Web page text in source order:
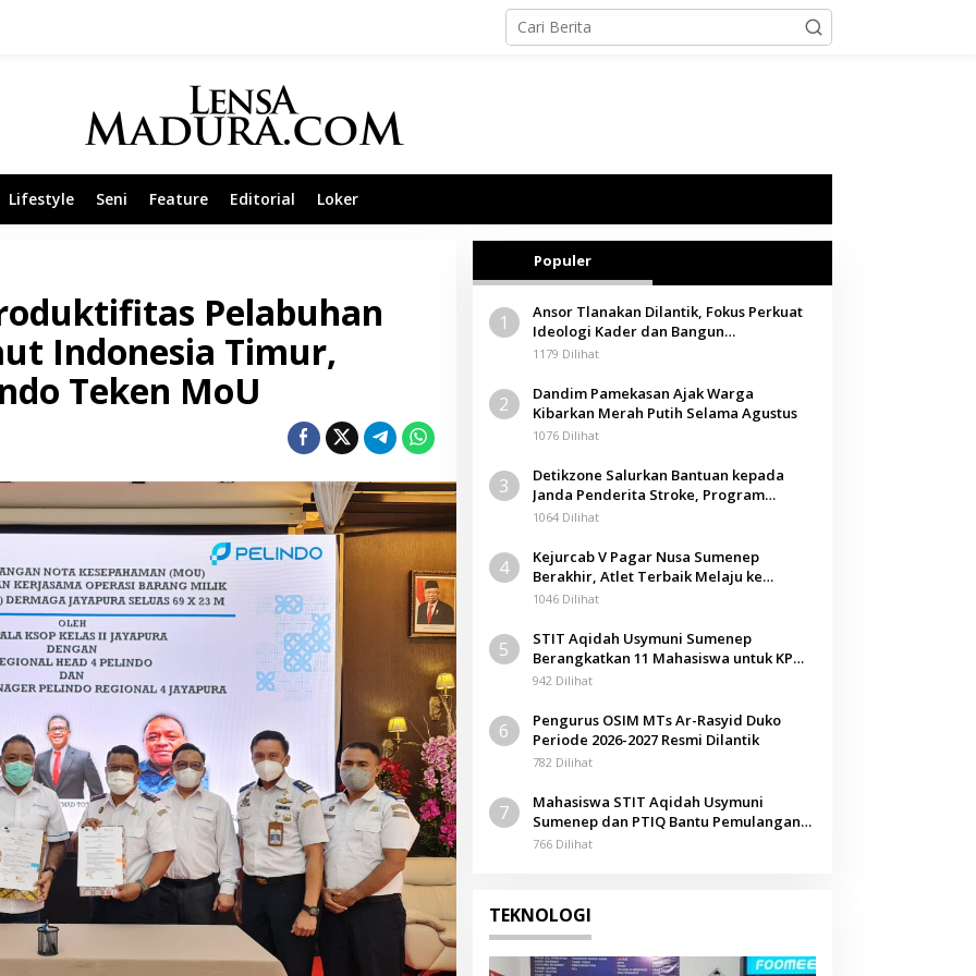
Lifestyle Seni Feature Editorial Loker
Pelabuhan
Indonesia Timur,
Teken MoU
Populer
1
Ansor Tlanakan Dilantik, Fokus Perkuat
Ideologi Kader dan Bangun
Kemandirian Ekonomi
1179 Dilihat
2
Dandim Pamekasan Ajak Warga
Kibarkan Merah Putih Selama Agustus
1076 Dilihat
3
Detikzone Salurkan Bantuan kepada
Janda Penderita Stroke, Program
Berbagi Masuki Hari ke-61
1064 Dilihat
4
Kejurcab V Pagar Nusa Sumenep
Berakhir, Atlet Terbaik Melaju ke
Kejurwil Jatim
1046 Dilihat
5
STIT Aqidah Usymuni Sumenep
Berangkatkan 11 Mahasiswa untuk KPM
Internasional di Malaysia
942 Dilihat
6
Pengurus OSIM MTs Ar-Rasyid Duko
Periode 2026-2027 Resmi Dilantik
782 Dilihat
7
Mahasiswa STIT Aqidah Usymuni
Sumenep dan PTIQ Bantu Pemulangan
Jenazah WNI Asal Aceh di Malaysia
766 Dilihat
TEKNOLOGI